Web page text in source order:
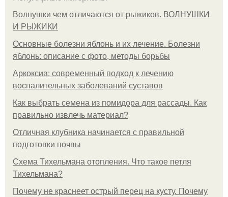
Волнушки чем отличаются от рыжиков. ВОЛНУШКИ
И РЫЖИКИ
Основные болезни яблонь и их лечение. Болезни
яблонь: описание с фото, методы борьбы
Аркоксиа: современный подход к лечению
воспалительных заболеваний суставов
Как выбрать семена из помидора для рассады. Как
правильно извлечь материал?
Отличная клубника начинается с правильной
подготовки почвы
Схема Тихельмана отопления. Что такое петля
Тихельмана?
Почему не краснеет острый перец на кусту. Почему